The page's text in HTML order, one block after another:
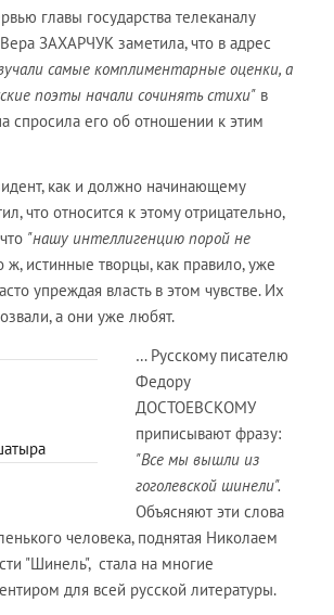
главы государства телеканалу
ЗАХАРЧУК заметила, что в адрес
самые комплиментарные оценки, а
поэты начали сочинять стихи" в
спросила его об отношении к этим
как и должно начинающему
что относится к этому отрицательно,
"нашу интеллигенцию порой не
ж, истинные творцы, как правило, уже
упреждая власть в этом чувстве. Их
а они уже любят.
… Русскому писателю
Федору
ДОСТОЕВСКОМУ
приписывают фразу:
"Все мы вышли из
гоголевской шинели".
Объясняют эти слова
человека, поднятая Николаем
"Шинель", стала на многие
для всей русской литературы.